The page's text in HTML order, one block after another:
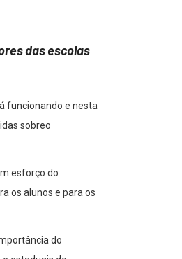
das escolas
funcionando e nesta
sobreo
esforço do
os alunos e para os
do